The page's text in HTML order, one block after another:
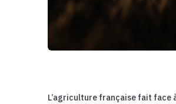
L’agriculture française fait face